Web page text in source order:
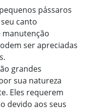
pássaros
canto
manutenção
ser apreciadas
grandes
sua natureza
Eles requerem
devido aos seus